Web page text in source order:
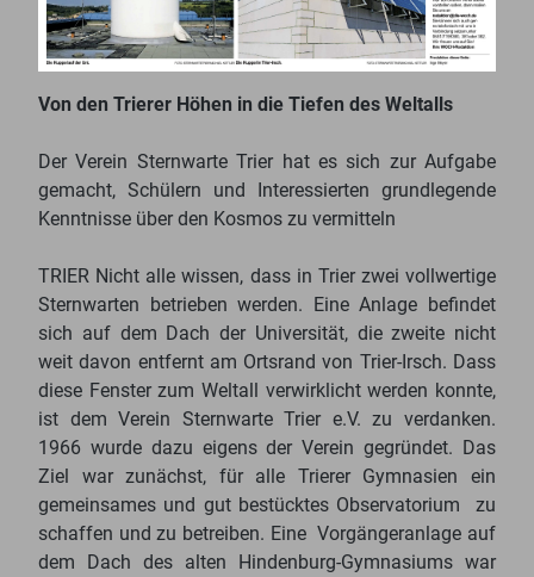
Von den Trierer Höhen in die Tiefen des Weltalls
Der Verein Sternwarte Trier hat es sich zur Aufgabe
gemacht, Schülern und Interessierten grundlegende
Kenntnisse über den Kosmos zu vermitteln
TRIER Nicht alle wissen, dass in Trier zwei vollwertige
Sternwarten betrieben werden. Eine Anlage befindet
sich auf dem Dach der Universität, die zweite nicht
weit davon entfernt am Ortsrand von Trier-Irsch. Dass
diese Fenster zum Weltall verwirklicht werden konnte,
ist dem Verein Sternwarte Trier e.V. zu verdanken.
1966 wurde dazu eigens der Verein gegründet. Das
Ziel war zunächst, für alle Trierer Gymnasien ein
gemeinsames und gut bestücktes Observatorium zu
schaffen und zu betreiben. Eine Vorgängeranlage auf
dem Dach des alten Hindenburg-Gymnasiums war